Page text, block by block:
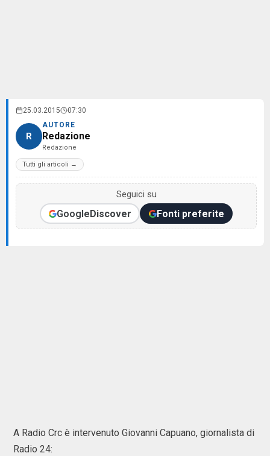
25.03.2015 07:30
R
AUTORE
Redazione
Redazione
Tutti gli articoli →
Seguici su
GoogleDiscover Fonti preferite
A Radio Crc è intervenuto Giovanni Capuano, giornalista di
Radio 24: